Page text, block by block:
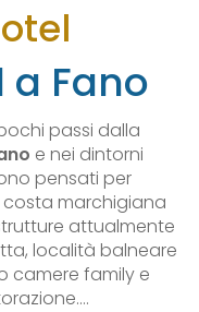
a Fano
passi dalla
e nei dintorni
pensati per
marchigiana
attualmente
località balneare
camere family e